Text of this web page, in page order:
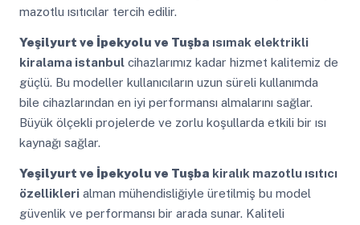
mazotlu ısıtıcılar tercih edilir.
Yeşilyurt ve İpekyolu ve Tuşba ısımak elektrikli
kiralama istanbulcihazlarımız kadar hizmet kalitemiz de
güçlü. Bu modeller kullanıcıların uzun süreli kullanımda
bile cihazlarından en iyi performansı almalarını sağlar.
Büyük ölçekli projelerde ve zorlu koşullarda etkili bir ısı
kaynağı sağlar.
Yeşilyurt ve İpekyolu ve Tuşba kiralık mazotlu ısıtıcı
özelliklerialman mühendisliğiyle üretilmiş bu model
güvenlik ve performansı bir arada sunar. Kaliteli